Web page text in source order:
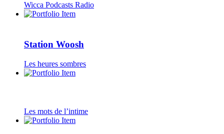
Wicca Podcasts Radio
Station Woosh
Les heures sombres
Les mots de l’intime